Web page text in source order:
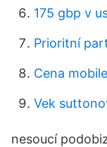
175 gbp v
Prioritní
Cena
Vek
nesoucí